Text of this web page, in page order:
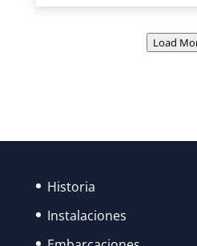
Load
Historia
Instalaciones